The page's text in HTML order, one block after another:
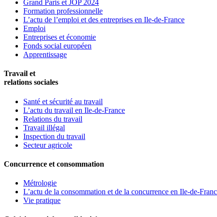
Grand Paris et JOP 2024
Formation professionnelle
L’actu de l’emploi et des entreprises en Ile-de-France
Emploi
Entreprises et économie
Fonds social européen
Apprentissage
Travail et
relations sociales
Santé et sécurité au travail
L’actu du travail en Ile-de-France
Relations du travail
Travail illégal
Inspection du travail
Secteur agricole
Concurrence et consommation
Métrologie
L’actu de la consommation et de la concurrence en Ile-de-
Vie pratique